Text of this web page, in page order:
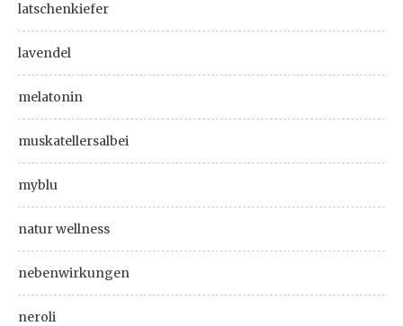
latschenkiefer
lavendel
melatonin
muskatellersalbei
myblu
natur wellness
nebenwirkungen
neroli